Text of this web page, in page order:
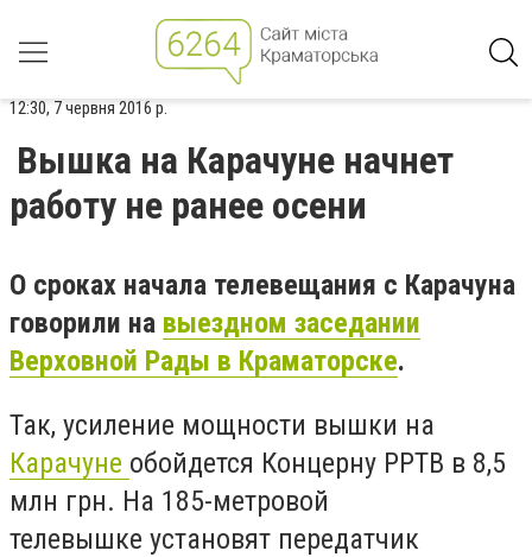
12:30, 7 червня 2016 р.
Вышка на Карачуне начнет
работу не ранее осени
О сроках начала телевещания с Карачуна
говорили на выездном заседании
Верховной Рады в Краматорске.
Так, усиление мощности вышки на
Карачуне обойдется Концерну РРТВ в 8,5
млн грн. На 185-метровой
телевышке установят передатчик